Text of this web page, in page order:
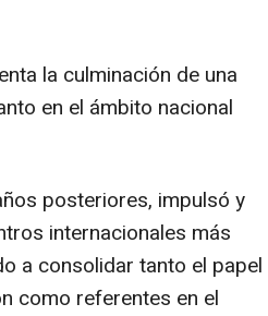
la culminación de una
en el ámbito nacional
posteriores, impulsó y
internacionales más
a consolidar tanto el papel
como referentes en el